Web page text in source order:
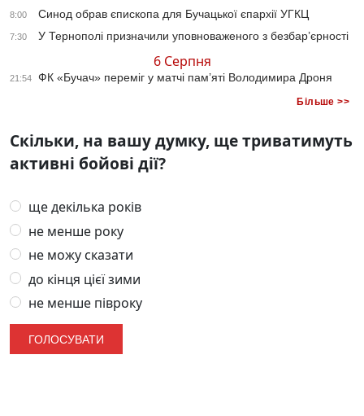
8:00 Синод обрав єпископа для Бучацької єпархії УГКЦ
7:30 У Тернополі призначили уповноваженого з безбар’єрності
6 Серпня
21:54 ФК «Бучач» переміг у матчі пам’яті Володимира Дроня
Більше >>
Скільки, на вашу думку, ще триватимуть
активні бойові дії?
ще декілька років
не менше року
не можу сказати
до кінця цієї зими
не менше півроку